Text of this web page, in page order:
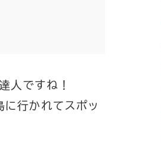
人ですね！
行かれてスポッ